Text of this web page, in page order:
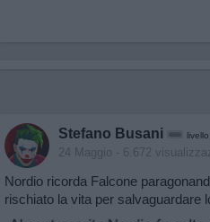
Stefano Busani
24 Maggio - 6.672
Nordio ricorda Falcone
rischiato la vita per salvaguardare